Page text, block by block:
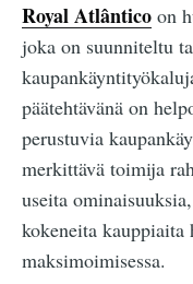
Royal Atlântico on
joka on suunniteltu
päätehtävänä on
perustuvia
merkittävä toimija
useita
kokeneita kauppiaita
maksimoimisessa.